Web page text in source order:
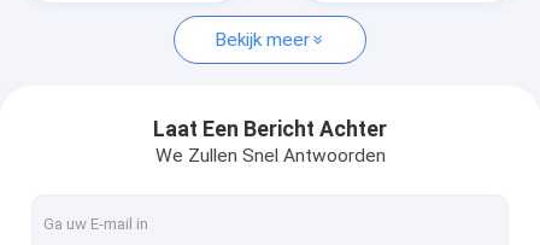
De houten Strook van de Deurverbinding
De Rubberstrook van pvc
Bekijk meer
Laat Een Bericht Achter
We Zullen Snel Antwoorden